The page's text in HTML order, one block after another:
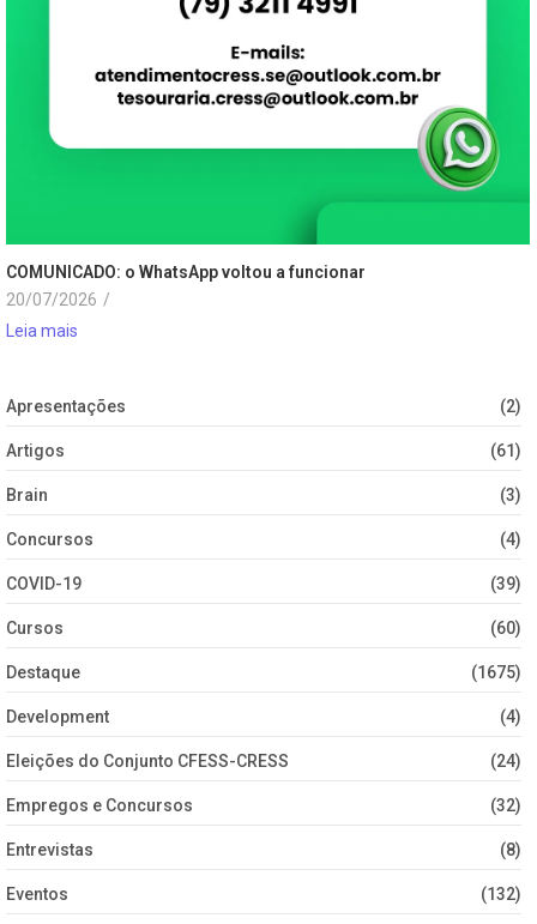
COMUNICADO: o WhatsApp voltou a funcionar
20/07/2026 /
Leia mais
Apresentações (2)
Artigos (61)
Brain (3)
Concursos (4)
COVID-19 (39)
Cursos (60)
Destaque (1675)
Development (4)
Eleições do Conjunto CFESS-CRESS (24)
Empregos e Concursos (32)
Entrevistas (8)
Eventos (132)